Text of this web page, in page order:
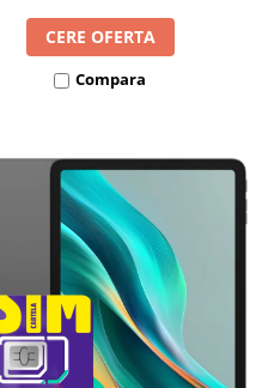
CERE OFERTA
Compara